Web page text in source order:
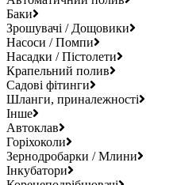
Баки
Зрошувачі / Дощовики
Насоси / Помпи
Насадки / Пістолети
Крапельний полив
Садові фітинги
Шланги, приналежності
Інше
Автоклав
Горіхоколи
Зернодробарки / Млини
Інкубатори